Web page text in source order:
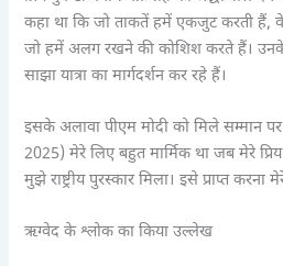
कहा था कि जो ताकतें हमें एकजुट करती हैं,
जो हमें अलग रखने की कोशिश करते हैं।
साझा यात्रा का मार्गदर्शन कर रहे हैं।
इसके अलावा पीएम मोदी को मिले सम्मान
2025) मेरे लिए बहुत मार्मिक था जब मेरे प्रिय
मुझे राष्ट्रीय पुरस्कार मिला। इसे प्राप्त करना
ऋग्वेद के श्लोक का किया उल्लेख